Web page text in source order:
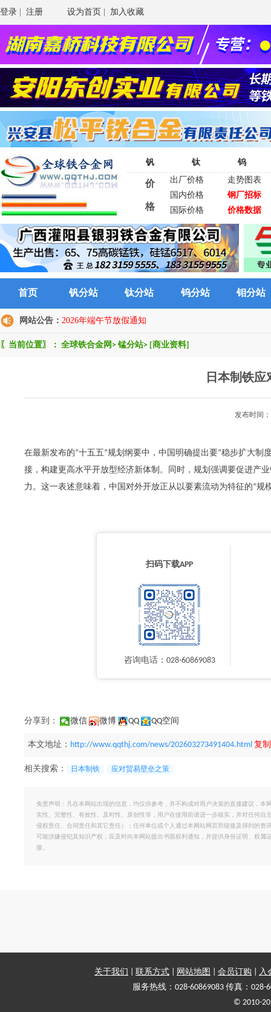
登录 注册 设为首页 加入收藏
钒 钛 钨
价
格
出厂价格
走势图表
国内价格
钢厂招标
国际价格
价格数据
首页 钒分站 钛分站 钨分站 钼分站
网站公告： 2026年端午节放假通知
〖当前位置〗： 全球铁合金网 > 锰分站> [商业资料]
日本制铁
发布时间
在最新发布的“十五五”规划纲要中，中国明确提出要“稳步扩大
接，构建更高水平开放型经济新体制。同时，规划强调要促进产
力。这一表述意味着，中国对外开放正从以要素流动为特征的“
扫码下载APP
咨询电话：028-60869083
分享到： 微信 微博 QQ QQ空间
本文地址： http://www.qqthj.com/news/202603273491404.html 复
相关搜索： 日本制铁 应对贸易壁垒之策
免责声明：凡在本网站出现的信息，均仅供参考，并不构成对用户决策的直接建议，
实性、完整性、有效性、及时性、原创性等，用户在使用前请进一步核实，并对任何
侵权责任、合同责任和其它责任）；任何单位或个人通过本网站网页而链接及得到的
可能涉嫌侵犯其知识产权，应及时向本网站提出书面权利通知，并提供身份证明、权
接。
关于我们 联系方式 网站地图 会员订购
入
服务热线：028-60869083 传真：028-
© 2010-